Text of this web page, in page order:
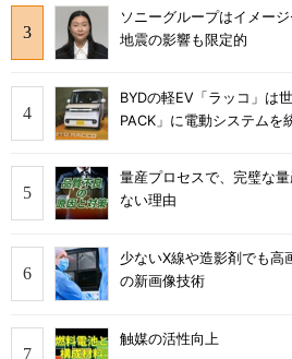
ソニーグループはイメー
地震の影響も限定的
BYDの軽EV「ラッコ」は
PACK」に電動システムを
量産プロセスで、完璧な
ない理由
少ないX線や造影剤でも高
の新画像技術
触媒の活性向上